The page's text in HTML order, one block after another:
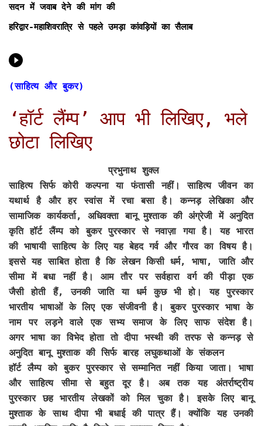
सदन में जवाब देने की मांग की
हरिद्वार-महाशिवरात्रि से पहले उमड़ा कांवड़ियों का सैलाब
(साहित्य और बुकर)
‘हॉर्ट लैंम्प’ आप भी लिखिए, भले
छोटा लिखिए
प्रभुनाथ शुक्ल
साहित्य सिर्फ कोरी कल्पना या फंतासी नहीं। साहित्य जीवन का
यथार्थ है और हर स्वांस में रचा बसा है। कन्नड़ लेखिका और
सामाजिक कार्यकर्ता, अधिवक्ता बानू मुश्ताक की अंग्रेजी में अनुदित
कृति हॉर्ट लैंम्प को बुकर पुरस्कार से नवाज़ा गया है। यह भारत
की भाषायी साहित्य के लिए यह बेहद गर्व और गौरव का विषय है।
इससे यह साबित होता है कि लेखन किसी धर्म, भाषा, जाति और
सीमा में बधा नहीं है। आम तौर पर सर्वहारा वर्ग की पीड़ा एक
जैसी होती हैं, उनकी जाति या धर्म कुछ भी हो। यह पुरस्कार
भारतीय भाषाओं के लिए एक संजीवनी है। बुकर पुरस्कार भाषा के
नाम पर लड़ने वाले एक सभ्य समाज के लिए साफ संदेश है।
अगर भाषा का विभेद होता तो दीपा भस्थी की तरफ से कन्नड़ से
अनुदित बानू मुश्ताक की सिर्फ बारह लघुकथाओं के संकलन
हॉर्ट लैम्प को बुकर पुरस्कार से सम्मानित नहीं किया जाता। भाषा
और साहित्य सीमा से बहुत दूर है। अब तक यह अंतर्राष्ट्रीय
पुरस्कार छह भारतीय लेखकों को मिल चुका है। इसके लिए बानू
मुश्ताक के साथ दीपा भी बधाई की पात्र हैं। क्योंकि यह उनकी